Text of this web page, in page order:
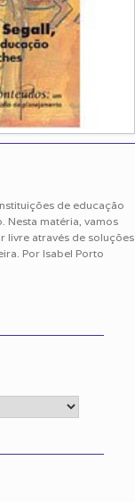
de educação
matéria, vamos
livre através de soluções
Por Isabel Porto